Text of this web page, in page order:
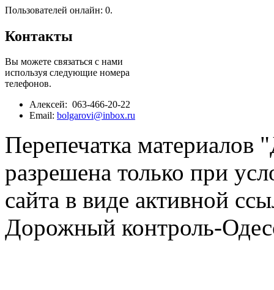
Пользователей онлайн: 0.
Контакты
Вы можете связаться с нами
используя следующие номера
телефонов.
Алексей: 063-466-20-22
Email: bolgarovi@inbox.ru
Перепечатка материалов
разрешена только при
сайта в виде активной
Дорожный контроль-